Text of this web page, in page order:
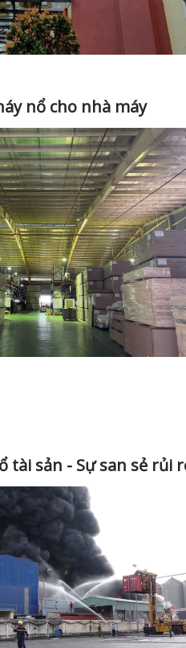
nổ cho nhà máy
tài sản - Sự san sẻ rủi